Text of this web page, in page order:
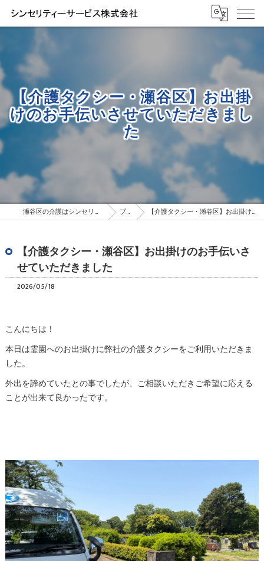
【介護タクシー・瀬谷区】お出掛
けのお手伝いさせていただきまし
た
瀬谷区の介護はシンセリティーサービス株式会社 ブログ 【介護タクシー・瀬谷区】お出掛けのお手伝いさせていただきました
【介護タクシー・瀬谷区】お出掛けのお手伝いさ
せていただきました
2026/05/18
こんにちは！
本日は霊園へのお出掛けに弊社の介護タクシーをご利用いただきま
した。
外出を諦めていたとの事でしたが、ご相談いただきご希望に応える
ことが出来て良かったです。